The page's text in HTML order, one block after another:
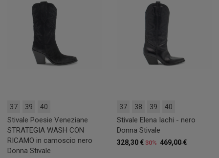
37 39 40
Stivale Poesie Veneziane
STRATEGIA WASH CON
RICAMO in camoscio nero
Donna Stivale
37 38 39 40
Stivale Elena Iachi - nero
Donna Stivale
469,00 €
328,30 € 30%